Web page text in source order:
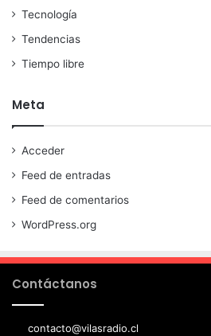
Tecnología
Tendencias
Tiempo libre
Meta
Acceder
Feed de entradas
Feed de comentarios
WordPress.org
Contáctanos
contacto@vilasradio.cl